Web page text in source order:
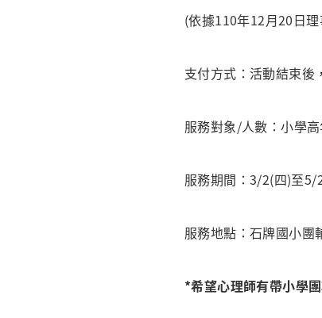
(依據110年12月20日
支付方式：活動結束後
服務對象/人數：小學
服務期間：3/2(四)至5/
服務地點：石牌國小團
*希望心理師有帶小學